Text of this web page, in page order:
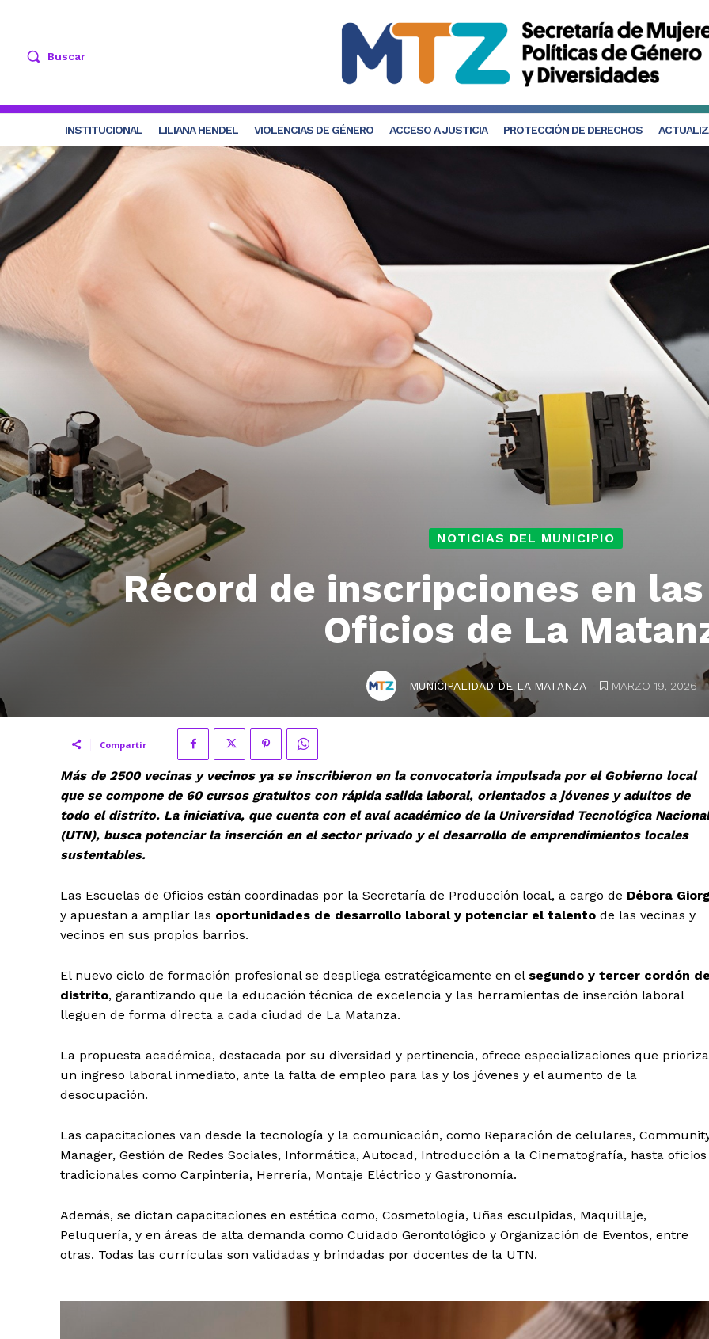
Buscar
INSTITUCIONAL LILIANA HENDEL VIOLENCIAS DE GÉNERO ACCESO A JUSTICIA PROTECCIÓN DE DERECHOS
NOTICIAS DEL MUNICIPIO
Récord de inscripciones en
Oficios de La
MUNICIPALIDAD DE LA MATANZA MARZO 19, 2026
Compartir
Más de 2500 vecinas y vecinos ya se inscribieron en la convocatoria impulsada por el Gobierno local
que se compone de 60 cursos gratuitos con rápida salida laboral, orientados a jóvenes y adultos de
todo el distrito. La iniciativa, que cuenta con el aval académico de la Universidad Tecnológica Nacional
(UTN), busca potenciar la inserción en el sector privado y el desarrollo de emprendimientos locales
sustentables.
Las Escuelas de Oficios están coordinadas por la Secretaría de Producción local, a cargo de Débora
y apuestan a ampliar las oportunidades de desarrollo laboral y potenciar el talento de las vecinas y
vecinos en sus propios barrios.
El nuevo ciclo de formación profesional se despliega estratégicamente en el segundo y tercer cordón
distrito, garantizando que la educación técnica de excelencia y las herramientas de inserción laboral
lleguen de forma directa a cada ciudad de La Matanza.
La propuesta académica, destacada por su diversidad y pertinencia, ofrece especializaciones que
un ingreso laboral inmediato, ante la falta de empleo para las y los jóvenes y el aumento de la
desocupación.
Las capacitaciones van desde la tecnología y la comunicación, como Reparación de celulares,
Manager, Gestión de Redes Sociales, Informática, Autocad, Introducción a la Cinematografía, hasta oficios
tradicionales como Carpintería, Herrería, Montaje Eléctrico y Gastronomía.
Además, se dictan capacitaciones en estética como, Cosmetología, Uñas esculpidas, Maquillaje,
Peluquería, y en áreas de alta demanda como Cuidado Gerontológico y Organización de Eventos, entre
otras. Todas las currículas son validadas y brindadas por docentes de la UTN.